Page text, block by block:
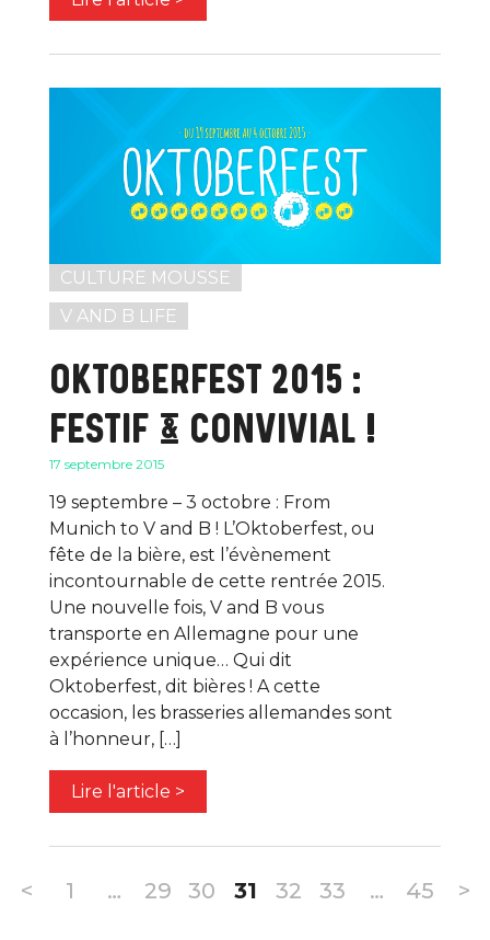
CULTURE MOUSSE
V AND B LIFE
OKTOBERFEST 2015 :
FESTIF & CONVIVIAL !
17 septembre 2015
19 septembre – 3 octobre : From
Munich to V and B ! L’Oktoberfest, ou
fête de la bière, est l’évènement
incontournable de cette rentrée 2015.
Une nouvelle fois, V and B vous
transporte en Allemagne pour une
expérience unique… Qui dit
Oktoberfest, dit bières ! A cette
occasion, les brasseries allemandes sont
à l’honneur, […]
Lire l'article >
< 1 … 29 30 31 32 33 … 45 >